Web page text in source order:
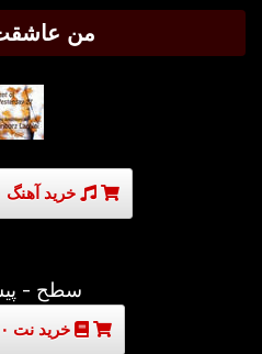
من
خرید آهنگ ۱۵۰۰۰ تومان
سطح -
خرید نت ۳۰۰۰۰ تومان